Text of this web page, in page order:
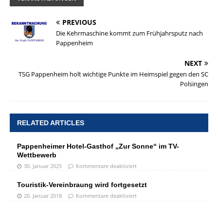
PREVIOUS
Die Kehrmaschine kommt zum Frühjahrsputz nach
Pappenheim
NEXT
TSG Pappenheim holt wichtige Punkte im Heimspiel gegen den SC
Polsingen
RELATED ARTICLES
Pappenheimer Hotel-Gasthof „Zur Sonne“ im TV-
Wettbewerb
30. Januar 2025 Kommentare deaktiviert
Touristik-Vereinbraung wird fortgesetzt
20. Januar 2018 Kommentare deaktiviert